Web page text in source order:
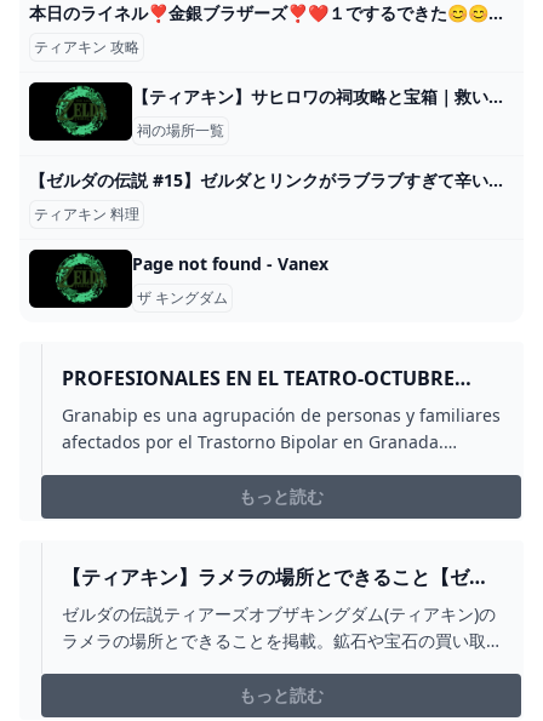
本日のライネル❣金銀ブラザーズ❣❤１でするできた😊😊😊😊😊😊😊😊 #Shorts #ゼルダの伝説 #ティアーズオブザキングダム #totk #ライネル #zelda #ブレスオブザワイルド #botw - YouTube
ティアキン 攻略
【ティアキン】サヒロワの祠攻略と宝箱｜救いは天にあり【ゼルダの伝説ティアーズオブザキングダム】
祠の場所一覧
【ゼルダの伝説 #15】ゼルダとリンクがラブラブすぎて辛い！ ティアキングルメ旅！【ティアキン】【ゆっくり実況】 - YouTube
ティアキン 料理
Page not found - Vanex
ザ キングダム
PROFESIONALES EN EL TEATRO-OCTUBRE
2014
Granabip es una agrupación de personas y familiares
afectados por el Trastorno Bipolar en Granada.
sobre el Trastorno Bipolarもっと読む
【ティアキン】ラメラの場所とできること【ゼル
ダの伝説ティアーズオブザキングダム】 - アルテ
マ
ゼルダの伝説ティアーズオブザキングダム(ティアキン)の
ラメラの場所とできることを掲載。鉱石や宝石の買い取
て記載しているので、ラメラがどこか分からない時に参
もっと読む